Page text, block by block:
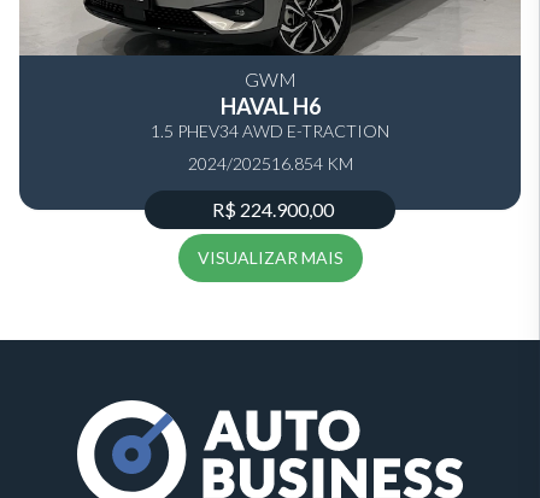
GWM
HAVAL H6
1.5 PHEV34 AWD E-TRACTION
2024/202516.854 KM
R$ 224.900,00
VISUALIZAR MAIS